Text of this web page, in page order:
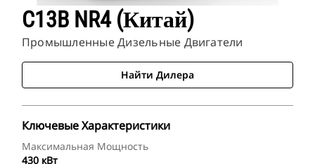
C13B NR4 (Китай)
Промышленные Дизельные Двигатели
Найти Дилера
Ключевые Характеристики
Максимальная Мощность
430 кВт